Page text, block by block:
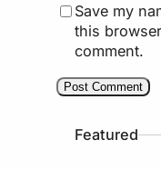
Save my
this
comment.
Featured